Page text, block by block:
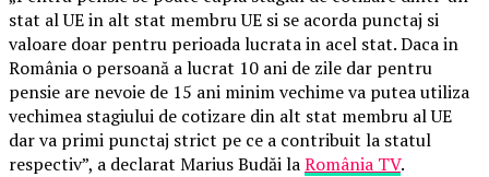
stat al UE in alt stat membru UE si se acorda punctaj si
valoare doar pentru perioada lucrata in acel stat. Daca in
România o persoană a lucrat 10 ani de zile dar pentru
pensie are nevoie de 15 ani minim vechime va putea utiliza
vechimea stagiului de cotizare din alt stat membru al UE
dar va primi punctaj strict pe ce a contribuit la statul
respectiv”, a declarat Marius Budăi laRomânia TV.